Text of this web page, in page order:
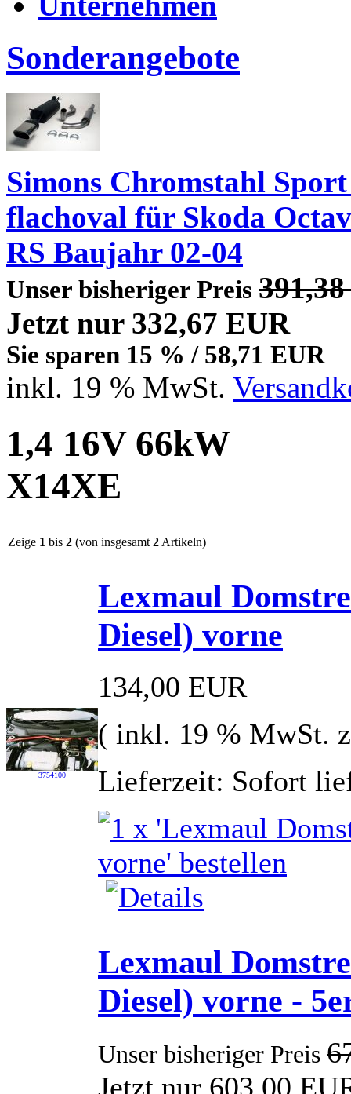
Sonderangebote
Simons Chromstahl
flachoval für Skoda
RS Baujahr 02-04
Unser bisheriger Preis
Jetzt nur 332,67 EUR
Sie sparen 15 % / 58,71 EUR
inkl. 19 % MwSt.
1,4 16V 66kW
X14XE
Zeige 1 bis 2 (von insgesamt 2 Artikeln)
3754100
Lexmaul
Diesel) vorne
134,00 EUR
( inkl. 19 % MwSt.
Lieferzeit: Sofort
Lexmaul
Diesel) vorne -
Unser bisheriger Preis
Jetzt nur 603,00